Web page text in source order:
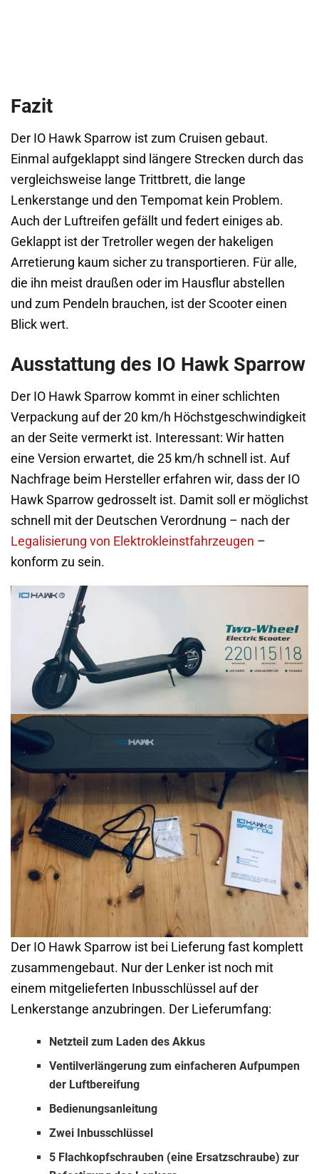
Fazit
Der IO Hawk Sparrow ist zum Cruisen gebaut.
Einmal aufgeklappt sind längere Strecken durch das
vergleichsweise lange Trittbrett, die lange
Lenkerstange und den Tempomat kein Problem.
Auch der Luftreifen gefällt und federt einiges ab.
Geklappt ist der Tretroller wegen der hakeligen
Arretierung kaum sicher zu transportieren. Für alle,
die ihn meist draußen oder im Hausflur abstellen
und zum Pendeln brauchen, ist der Scooter einen
Blick wert.
Ausstattung des IO Hawk Sparrow
Der IO Hawk Sparrow kommt in einer schlichten
Verpackung auf der 20 km/h Höchstgeschwindigkeit
an der Seite vermerkt ist. Interessant: Wir hatten
eine Version erwartet, die 25 km/h schnell ist. Auf
Nachfrage beim Hersteller erfahren wir, dass der IO
Hawk Sparrow gedrosselt ist. Damit soll er möglichst
schnell mit der Deutschen Verordnung – nach der
Legalisierung von Elektrokleinstfahrzeugen –
konform zu sein.
Der IO Hawk Sparrow ist bei Lieferung fast komplett
zusammengebaut. Nur der Lenker ist noch mit
einem mitgelieferten Inbusschlüssel auf der
Lenkerstange anzubringen. Der Lieferumfang:
Netzteil zum Laden des Akkus
Ventilverlängerung zum einfacheren Aufpumpen
der Luftbereifung
Bedienungsanleitung
Zwei Inbusschlüssel
5 Flachkopfschrauben (eine Ersatzschraube) zur